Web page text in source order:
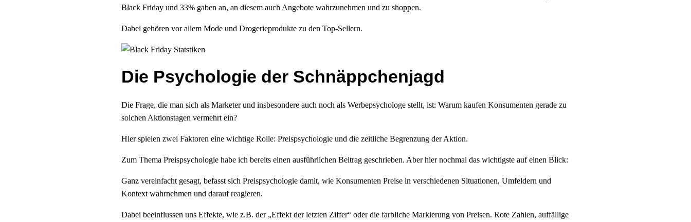
Black Friday und 33% gaben an, an diesem auch Angebote wahrzunehmen und zu shoppen.
Dabei gehören vor allem Mode und Drogerieprodukte zu den Top-Sellern.
Die Psychologie der Schnäppchenjagd
Die Frage, die man sich als Marketer und insbesondere auch noch als Werbepsychologe stellt, ist: Warum kaufen Konsumenten gerade zu
solchen Aktionstagen vermehrt ein?
Hier spielen zwei Faktoren eine wichtige Rolle: Preispsychologie und die zeitliche Begrenzung der Aktion.
Zum Thema Preispsychologie habe ich bereits einen ausführlichen Beitrag geschrieben. Aber hier nochmal das wichtigste auf einen Blick:
Ganz vereinfacht gesagt, befasst sich Preispsychologie damit, wie Konsumenten Preise in verschiedenen Situationen, Umfeldern und
Kontext wahrnehmen und darauf reagieren.
Dabei beeinflussen uns Effekte, wie z.B. der „Effekt der letzten Ziffer“ oder die farbliche Markierung von Preisen. Rote Zahlen, auffällige